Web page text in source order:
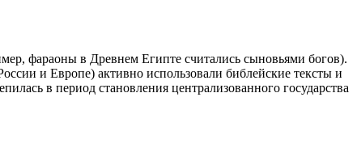
фараоны в Древнем Египте считались сыновьями богов).
и Европе) активно использовали библейские тексты и
в период становления централизованного государства